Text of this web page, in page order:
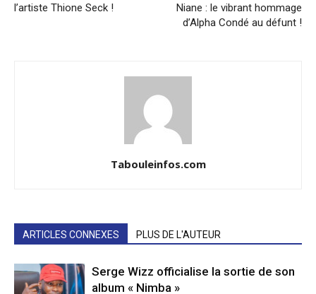
l’artiste Thione Seck !
Niane : le vibrant hommage
d’Alpha Condé au défunt !
Tabouleinfos.com
ARTICLES CONNEXES PLUS DE L'AUTEUR
Serge Wizz officialise la sortie de son
album « Nimba »